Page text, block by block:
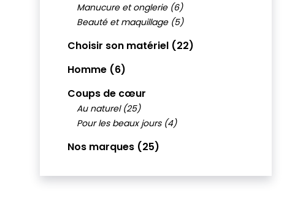
Manucure et onglerie (6)
Beauté et maquillage (5)
Choisir son matériel (22)
Homme (6)
Coups de cœur
Au naturel (25)
Pour les beaux jours (4)
Nos marques (25)